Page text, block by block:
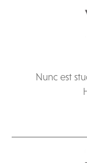
Nunc est